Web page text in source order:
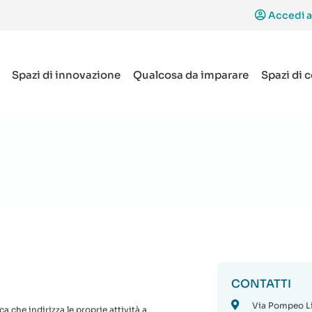
Accedi
Spazi di innovazione Qualcosa da imparare Spazi di
che indirizza le proprie attività a
CONTATTI
Via Pompeo